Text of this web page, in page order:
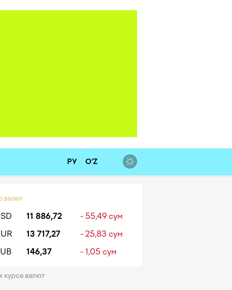
РУ O‘Z
валют
11 886,72
- 55,49 сум
13 717,27
- 25,83 сум
146,37 - 1,05 сум
курса валют